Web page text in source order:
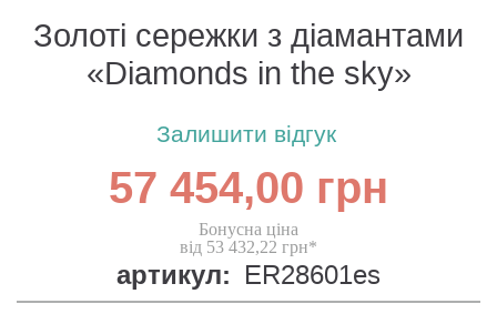
Золоті сережки з діамантами
«Diamonds in the sky»
Залишити відгук
57 454,00 грн
Бонусна ціна
від 53 432,22 грн*
артикул: ER28601es